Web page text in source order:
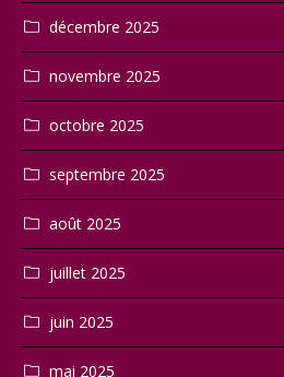
décembre 2025
novembre 2025
octobre 2025
septembre 2025
août 2025
juillet 2025
juin 2025
mai 2025